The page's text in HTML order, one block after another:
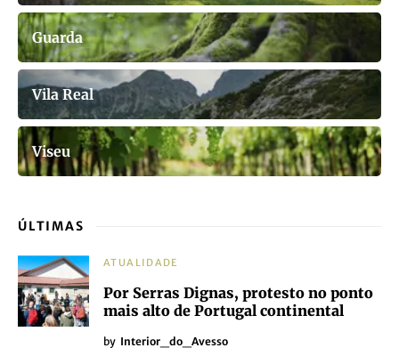
Guarda
Vila Real
Viseu
ÚLTIMAS
ATUALIDADE
Por Serras Dignas, protesto no ponto
mais alto de Portugal continental
by Interior_do_Avesso